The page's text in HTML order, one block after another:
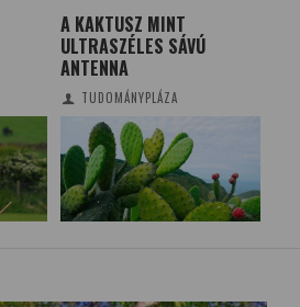
A KAKTUSZ MINT
ULTRASZÉLES SÁVÚ
ANTENNA
TUDOMÁNYPLÁZA